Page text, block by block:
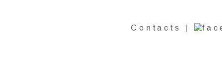
Contacts |